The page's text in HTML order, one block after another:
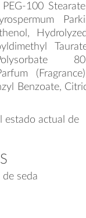
100
Hydrolyzed
Benzoate,
estado actual de
seda